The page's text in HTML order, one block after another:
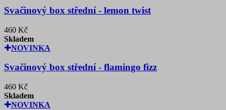
Svačinový box střední - lemon twist
460 Kč
Skladem
NOVINKA
Svačinový box střední - flamingo fizz
460 Kč
Skladem
NOVINKA